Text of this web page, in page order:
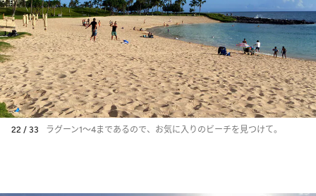
22 / 33 ラグーン1～4まであるので、お気に入りのビーチを見つけて。